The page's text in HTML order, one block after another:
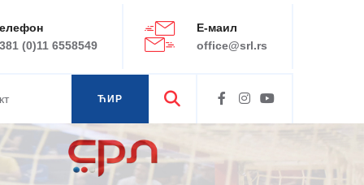
(0)11 6558549
Е-маил
office@srl.rs
ЋИР